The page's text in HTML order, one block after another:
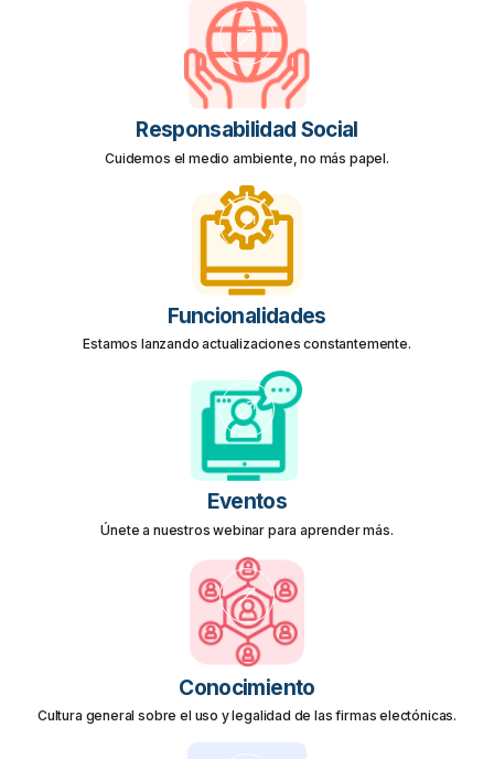
Responsabilidad Social
Cuidemos el medio ambiente, no más papel.
Funcionalidades
Estamos lanzando actualizaciones constantemente.
Eventos
Únete a nuestros webinar para aprender más.
Conocimiento
Cultura general sobre el uso y legalidad de las firmas electónicas.